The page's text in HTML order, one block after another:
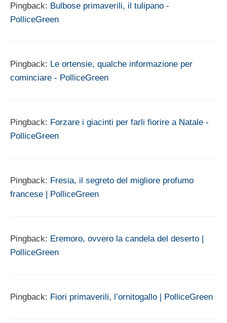
Pingback: Bulbose primaverili, il tulipano -
PolliceGreen
Pingback: Le ortensie, qualche informazione per
cominciare - PolliceGreen
Pingback: Forzare i giacinti per farli fiorire a Natale -
PolliceGreen
Pingback: Fresia, il segreto del migliore profumo
francese | PolliceGreen
Pingback: Eremoro, ovvero la candela del deserto |
PolliceGreen
Pingback: Fiori primaverili, l’ornitogallo | PolliceGreen